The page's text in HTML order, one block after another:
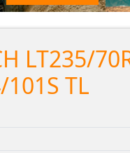
LT235/
TL